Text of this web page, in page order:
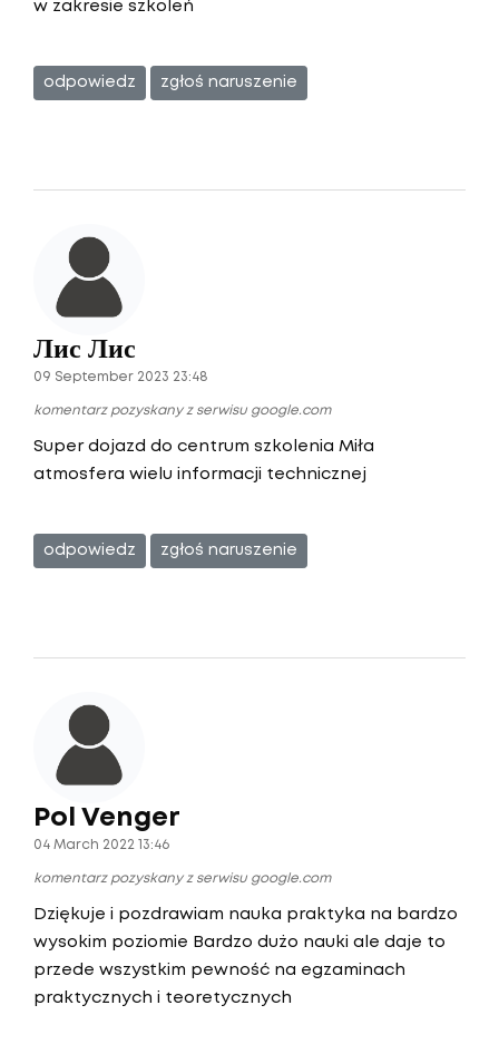
w zakresie szkoleń
odpowiedz zgłoś naruszenie
Лис Лис
09 September 2023 23:48
komentarz pozyskany z serwisu google.com
Super dojazd do centrum szkolenia Miła
atmosfera wielu informacji technicznej
odpowiedz zgłoś naruszenie
Pol Venger
04 March 2022 13:46
komentarz pozyskany z serwisu google.com
Dziękuje i pozdrawiam nauka praktyka na bardzo
wysokim poziomie Bardzo dużo nauki ale daje to
przede wszystkim pewność na egzaminach
praktycznych i teoretycznych